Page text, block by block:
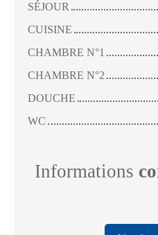
SÉJOUR
CUISINE
CHAMBRE N°1
CHAMBRE N°2
DOUCHE
WC
Informations